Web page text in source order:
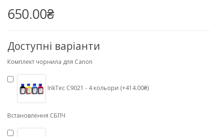
650.00₴
Доступні варіанти
Комплект чорнила для Canon
InkTec C9021 - 4 кольори (+414.00₴)
Встановлення СБПЧ